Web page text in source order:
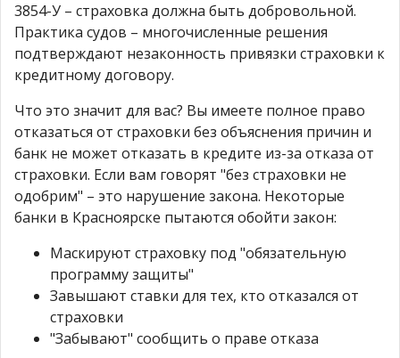
3854-У – страховка должна быть добровольной.
Практика судов – многочисленные решения
подтверждают незаконность привязки страховки к
кредитному договору.
Что это значит для вас? Вы имеете полное право
отказаться от страховки без объяснения причин и
банк не может отказать в кредите из-за отказа от
страховки. Если вам говорят "без страховки не
одобрим" – это нарушение закона. Некоторые
банки в Красноярске пытаются обойти закон:
Маскируют страховку под "обязательную
программу защиты"
Завышают ставки для тех, кто отказался от
страховки
"Забывают" сообщить о праве отказа